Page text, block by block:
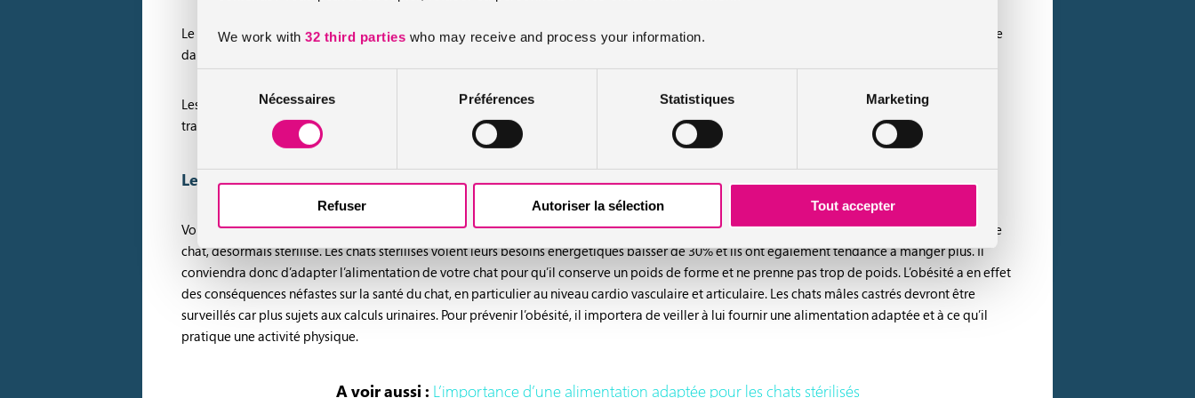
We work with 32 third parties who may receive and process your information.
du
consentement
Nécessaires Préférences Statistiques Marketing
Refuser Autoriser la sélection Tout accepter
Le mâle stérilisé ne cherchera plus à fuguer, il évitera également bagarres et morsures des males dominants. Il cessera de marquer son territoire
dans votre logement. Pour la femelle, finies les chaleurs durant lesquelles elle miaule de manière intempestive.
Les assurances santé pour animaux
disponibles sur notre site propose un forfait de remboursement pour la stérilisation dès la formule
tranquillité.
Les conséquences de la stérilisation du chat
Vous l’aurez compris, la stérilisation agit assez positivement sur votre animal mais pas que. Il faudra en effet veiller à surveiller l’alimentation de
chat, désormais stérilisé. Les chats stérilisés voient leurs besoins énergétiques baisser de 30% et ils ont également tendance à manger plus. Il
conviendra donc d’adapter l’alimentation de votre chat pour qu’il conserve un poids de forme et ne prenne pas trop de poids. L’obésité a en effet
des conséquences néfastes sur la santé du chat, en particulier au niveau cardio vasculaire et articulaire. Les chats mâles castrés devront être
surveillés car plus sujets aux calculs urinaires. Pour prévenir l’obésité, il importera de veiller à lui fournir une alimentation adaptée et à ce qu’il
pratique une activité physique.
A voir aussi : L’importance d’une alimentation adaptée pour les chats stérilisés